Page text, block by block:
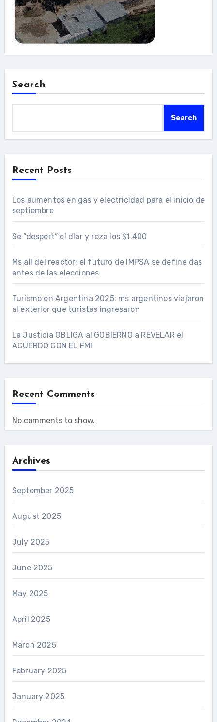
Search
Search
Recent Posts
Los aumentos en gas y electricidad para el inicio de
septiembre
Se “despert” el dlar y roza los $1.400
Ms all del reactor: el futuro de IMPSA se define das
antes de las elecciones
Turismo en Argentina 2025: ms argentinos viajaron
al exterior que turistas ingresaron
La Justicia OBLIGA al GOBIERNO a REVELAR el
ACUERDO CON EL FMI
Recent Comments
No comments to show.
Archives
September 2025
August 2025
July 2025
June 2025
May 2025
April 2025
March 2025
February 2025
January 2025